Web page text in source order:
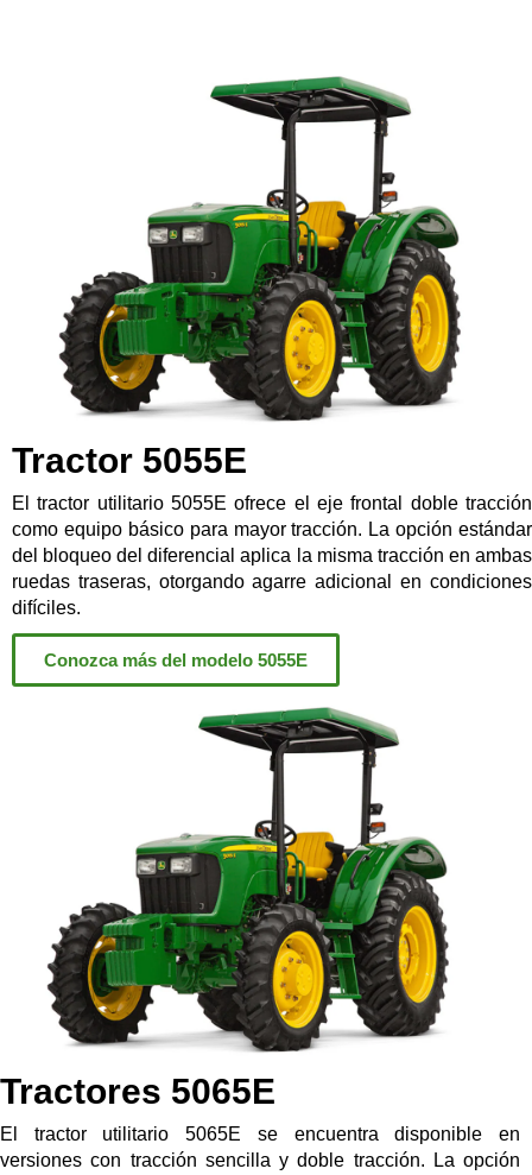
Tractor 5055E
El tractor utilitario 5055E ofrece el eje frontal doble tracción
como equipo básico para mayor tracción. La opción estándar
del bloqueo del diferencial aplica la misma tracción en ambas
ruedas traseras, otorgando agarre adicional en condiciones
difíciles.
Conozca más del modelo 5055E
Tractores 5065E
El tractor utilitario 5065E se encuentra disponible en
versiones con tracción sencilla y doble tracción. La opción